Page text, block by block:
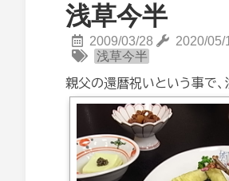
浅草今半
2009/03/28
2020/05/
浅草今半
親父の還暦祝いという事で、